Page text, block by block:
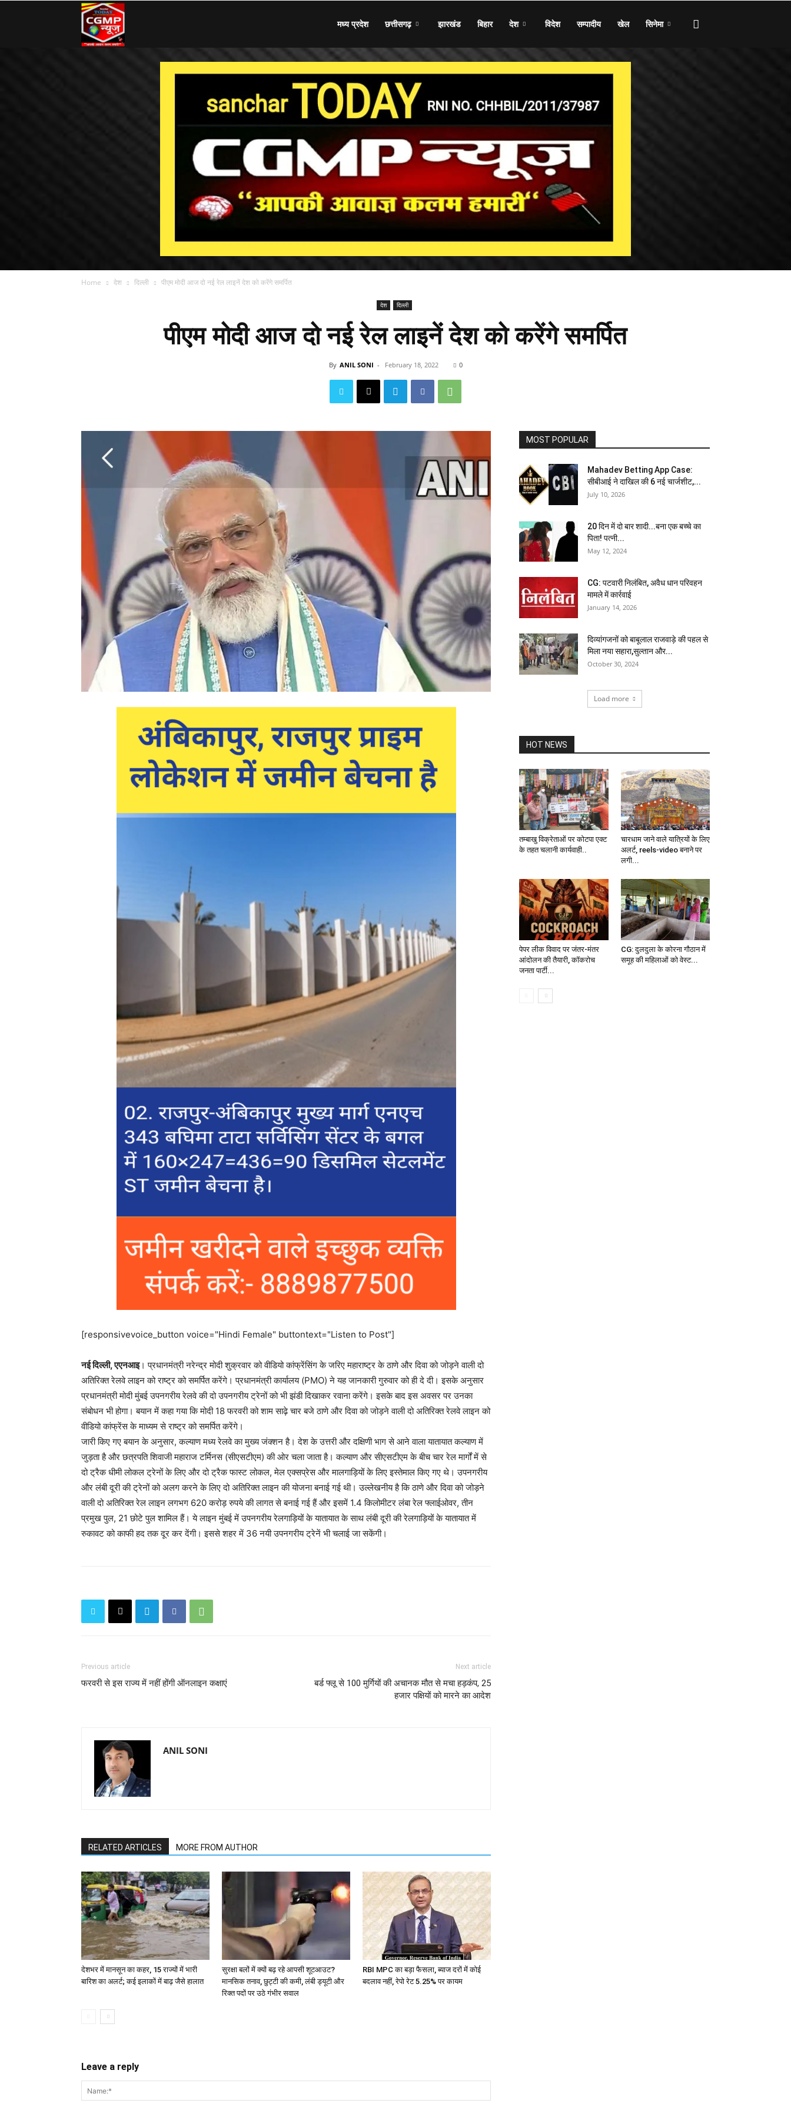
मध्य प्रदेश छत्तीसगढ़ झारखंड बिहार देश विदेश सम्पादीय खेल सिनेमा
Home देश दिल्ली पीएम मोदी आज दो नई रेल लाइनें देश को करेंगे समर्पित
देश दिल्ली
पीएम मोदी आज दो नई रेल लाइनें देश को करेंगे समर्पित
By ANIL SONI - February 18, 2022 0
[responsivevoice_button voice="Hindi Female" buttontext="Listen to Post"]
नई दिल्ली, एएनआइ। प्रधानमंत्री नरेन्द्र मोदी शुक्रवार को वीडियो कांफ्रेंसिंग के जरिए महाराष्ट्र के ठाणे और दिवा को जोड़ने वाली दो
अतिरिक्त रेलवे लाइन को राष्ट्र को समर्पित करेंगे। प्रधानमंत्री कार्यालय (PMO) ने यह जानकारी गुरुवार को ही दे दी। इसके अनुसार
प्रधानमंत्री मोदी मुंबई उपनगरीय रेलवे की दो उपनगरीय ट्रेनों को भी झंडी दिखाकर रवाना करेंगे। इसके बाद इस अवसर पर उनका
संबोधन भी होगा। बयान में कहा गया कि मोदी 18 फरवरी को शाम साढ़े चार बजे ठाणे और दिवा को जोड़ने वाली दो अतिरिक्त रेलवे लाइन को
वीडियो कांफ्रेंस के माध्यम से राष्ट्र को समर्पित करेंगे।
जारी किए गए बयान के अनुसार, कल्याण मध्य रेलवे का मुख्य जंक्शन है। देश के उत्तरी और दक्षिणी भाग से आने वाला यातायात कल्याण में
जुड़ता है और छत्रपति शिवाजी महाराज टर्मिनस (सीएसटीएम) की ओर चला जाता है। कल्याण और सीएसटीएम के बीच चार रेल मार्गों में से
दो ट्रैक धीमी लोकल ट्रेनों के लिए और दो ट्रैक फास्ट लोकल, मेल एक्सप्रेस और मालगाड़ियों के लिए इस्तेमाल किए गए थे। उपनगरीय
और लंबी दूरी की ट्रेनों को अलग करने के लिए दो अतिरिक्त लाइन की योजना बनाई गई थी। उल्लेखनीय है कि ठाणे और दिवा को जोड़ने
वाली दो अतिरिक्त रेल लाइन लगभग 620 करोड़ रुपये की लागत से बनाई गई हैं और इसमें 1.4 किलोमीटर लंबा रेल फ्लाईओवर, तीन
प्रमुख पुल, 21 छोटे पुल शामिल हैं। ये लाइन मुंबई में उपनगरीय रेलगाड़ियों के यातायात के साथ लंबी दूरी की रेलगाड़ियों के यातायात में
रुकावट को काफी हद तक दूर कर देंगी। इससे शहर में 36 नयी उपनगरीय ट्रेनें भी चलाई जा सकेंगी।
Previous article
फरवरी से इस राज्य में नहीं होंगी ऑनलाइन कक्षाएं
Next article
बर्ड फ्लू से 100 मुर्गियों की अचानक मौत से मचा हड़कंप, 25
हजार पक्षियों को मारने का आदेश
ANIL SONI
RELATED ARTICLES MORE FROM AUTHOR
देशभर में मानसून का कहर, 15 राज्यों में भारी
बारिश का अलर्ट; कई इलाकों में बाढ़ जैसे हालात
सुरक्षा बलों में क्यों बढ़ रहे आपसी शूटआउट?
मानसिक तनाव, छुट्टी की कमी, लंबी ड्यूटी और
रिक्त पदों पर उठे गंभीर सवाल
RBI MPC का बड़ा फैसला, ब्याज दरों में कोई
बदलाव नहीं, रेपो रेट 5.25% पर कायम
Leave a reply
MOST POPULAR
Mahadev Betting App Case:
सीबीआई ने दाखिल की 6 नई चार्जशीट,...
July 10, 2026
20 दिन में दो बार शादी...बना एक बच्चे का
पिता! पत्नी...
May 12, 2024
CG: पटवारी निलंबित, अवैध धान परिवहन
मामले में कार्रवाई
January 14, 2026
दिव्यांगजनों को बाबूलाल राजवाड़े की पहल से
मिला नया सहारा,सुल्तान और...
October 30, 2024
Load more
HOT NEWS
तम्बाखु विक्रेताओं पर कोटपा एक्ट
के तहत चलानी कार्यवाही..
चारधाम जाने वाले यात्रियों के लिए
अलर्ट, reels-video बनाने पर
लगी...
पेपर लीक विवाद पर जंतर-मंतर
आंदोलन की तैयारी, कॉकरोच
जनता पार्टी...
CG: दुलदुला के कोरना गौठान में
समूह की महिलाओं को वेस्ट...